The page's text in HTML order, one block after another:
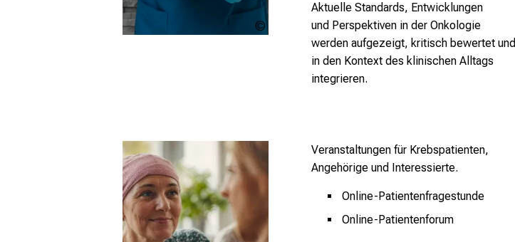
PAWEL_KACPEREK
Aktuelle Standards, Entwicklungen
und Perspektiven in der Onkologie
werden aufgezeigt, kritisch bewertet und
in den Kontext des klinischen Alltags
integrieren.
Veranstaltungen für Krebspatienten,
Angehörige und Interessierte.
Online-Patientenfragestunde
Online-Patientenforum